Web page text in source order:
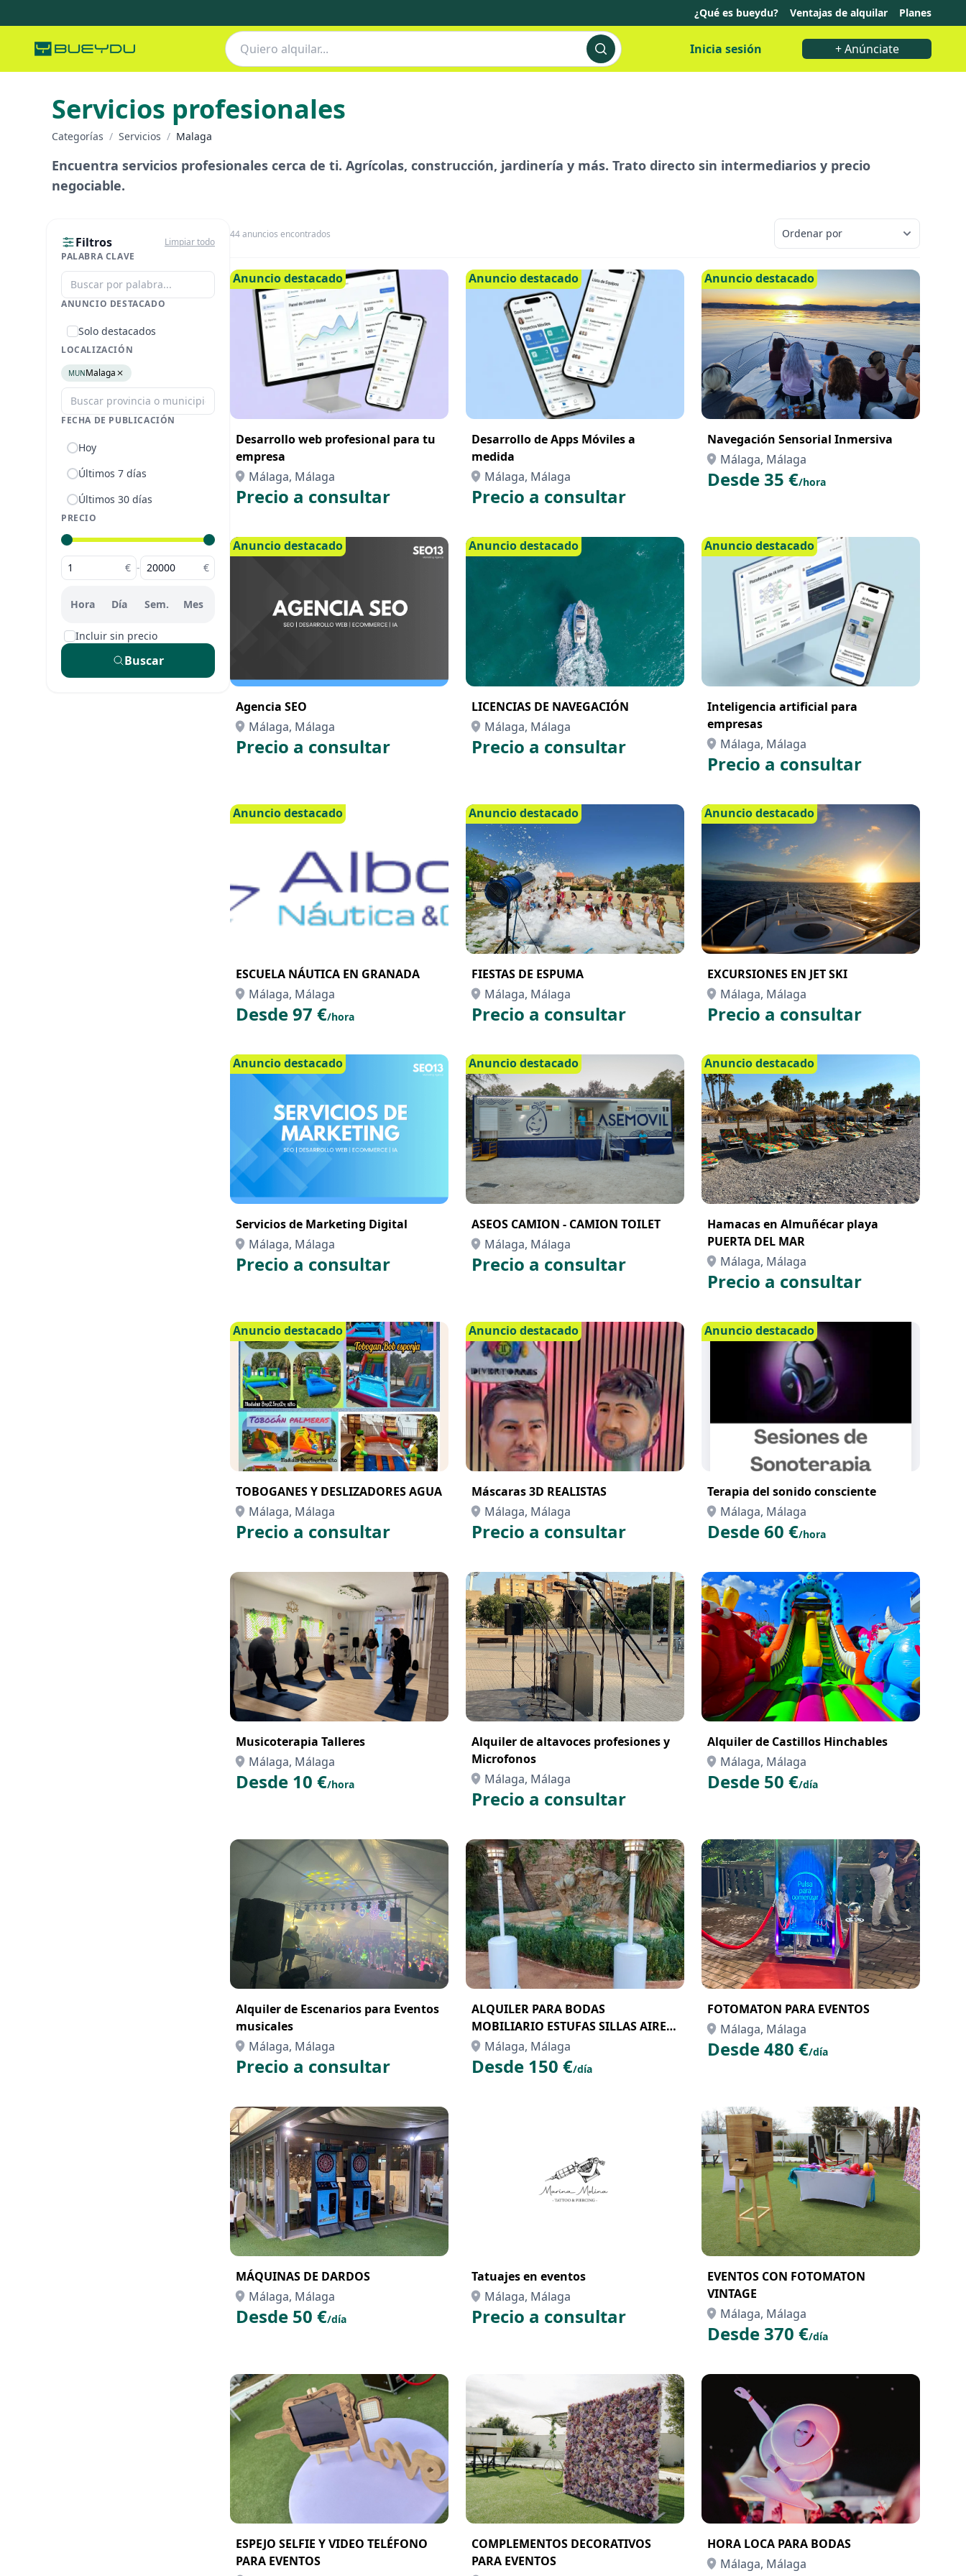
¿Qué es bueydu? Ventajas de alquilar Planes
Inicia sesión + Anúnciate
Servicios profesionales
Categorías / Servicios / Malaga
Encuentra servicios profesionales cerca de ti. Agrícolas, construcción, jardinería y más. Trato directo sin intermediarios y precio
negociable.
Filtros
Limpiar todo
PALABRA CLAVE
ANUNCIO DESTACADO
Solo destacados
LOCALIZACIÓN
MUNMalaga
FECHA DE PUBLICACIÓN
Hoy
Últimos 7 días
Últimos 30 días
PRECIO
€ - €
Hora Día Sem. Mes
Incluir sin precio
Buscar
44anuncios encontrados
Anuncio destacado
Desarrollo web profesional para tu
empresa
Málaga, Málaga
Precio a consultar
Anuncio destacado
Desarrollo de Apps Móviles a
medida
Málaga, Málaga
Precio a consultar
Anuncio destacado
Navegación Sensorial Inmersiva
Málaga, Málaga
Desde 35 €/hora
Anuncio destacado
Agencia SEO
Málaga, Málaga
Precio a consultar
Anuncio destacado
LICENCIAS DE NAVEGACIÓN
Málaga, Málaga
Precio a consultar
Anuncio destacado
Inteligencia artificial para
empresas
Málaga, Málaga
Precio a consultar
Anuncio destacado
ESCUELA NÁUTICA EN GRANADA
Málaga, Málaga
Desde 97 €/hora
Anuncio destacado
FIESTAS DE ESPUMA
Málaga, Málaga
Precio a consultar
Anuncio destacado
EXCURSIONES EN JET SKI
Málaga, Málaga
Precio a consultar
Anuncio destacado
Servicios de Marketing Digital
Málaga, Málaga
Precio a consultar
Anuncio destacado
ASEOS CAMION - CAMION TOILET
Málaga, Málaga
Precio a consultar
Anuncio destacado
Hamacas en Almuñécar playa
PUERTA DEL MAR
Málaga, Málaga
Precio a consultar
Anuncio destacado
TOBOGANES Y DESLIZADORES AGUA
Málaga, Málaga
Precio a consultar
Anuncio destacado
Máscaras 3D REALISTAS
Málaga, Málaga
Precio a consultar
Anuncio destacado
Terapia del sonido consciente
Málaga, Málaga
Desde 60 €/hora
Musicoterapia Talleres
Málaga, Málaga
Desde 10 €/hora
Alquiler de altavoces profesiones y
Microfonos
Málaga, Málaga
Precio a consultar
Alquiler de Castillos Hinchables
Málaga, Málaga
Desde 50 €/día
Alquiler de Escenarios para Eventos
musicales
Málaga, Málaga
Precio a consultar
ALQUILER PARA BODAS
MOBILIARIO ESTUFAS SILLAS AIRE
ACONDICINADO SOMBRILLAS
MESAS
Málaga, Málaga
Desde 150 €/día
FOTOMATON PARA EVENTOS
Málaga, Málaga
Desde 480 €/día
MÁQUINAS DE DARDOS
Málaga, Málaga
Desde 50 €/día
Tatuajes en eventos
Málaga, Málaga
Precio a consultar
EVENTOS CON FOTOMATON
VINTAGE
Málaga, Málaga
Desde 370 €/día
ESPEJO SELFIE Y VIDEO TELÉFONO
PARA EVENTOS
COMPLEMENTOS DECORATIVOS
PARA EVENTOS
HORA LOCA PARA BODAS
Málaga, Málaga